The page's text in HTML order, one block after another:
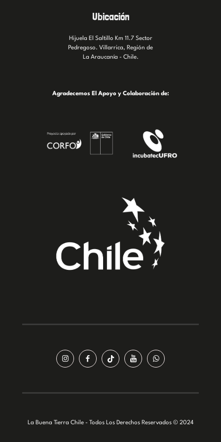
Ubicación
Hijuela El Saltillo Km 11.7 Sector
Pedregoso. Villarrica, Región de
La Araucanía - Chile.
Agradecemos El Apoyo y Colaboración de:
La Buena Tierra Chile - Todos Los Derechos Reservados © 2024